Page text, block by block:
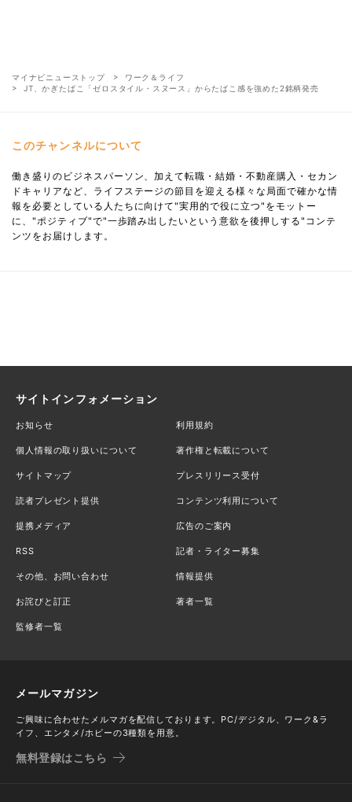
マイナビニューストップ
ワーク＆ライフ
JT、かぎたばこ「ゼロスタイル・スヌース」からたばこ感を強めた2銘柄発売
このチャンネルについて
働き盛りのビジネスパーソン、加えて転職・結婚・不動産購入・セカン
ドキャリアなど、ライフステージの節目を迎える様々な局面で確かな情
報を必要としている人たちに向けて"実用的で役に立つ"をモットー
に、"ポジティブ"で"一歩踏み出したいという意欲を後押しする"コンテ
ンツをお届けします。
サイトインフォメーション
お知らせ 利用規約
個人情報の取り扱いについて 著作権と転載について
サイトマップ プレスリリース受付
読者プレゼント提供 コンテンツ利用について
提携メディア 広告のご案内
RSS 記者・ライター募集
その他、お問い合わせ 情報提供
お詫びと訂正 著者一覧
監修者一覧
メールマガジン
ご興味に合わせたメルマガを配信しております。PC/デジタル、ワーク&ラ
イフ、エンタメ/ホビーの3種類を用意。
無料登録はこちら